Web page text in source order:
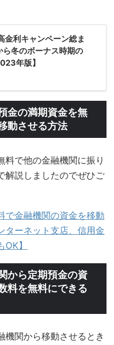
金利キャンペーン総ま
ら冬のボーナス時期の
年版】
金の満期資金を無
動させる方法
料で他の金融機関に振り
解説しましたのでぜひご
で金融機関の資金を移動
ターネット支店、信用金
】
から定期預金の資
料を無料にできる
機関から移動させるとき